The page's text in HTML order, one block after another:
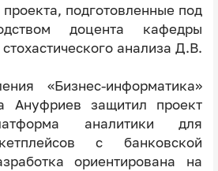
подготовленные под
доцента кафедры
анализа Д.В.
«Бизнес-информатика»
Ануфриев защитил проект
аналитики для
с банковской
ориентирована на